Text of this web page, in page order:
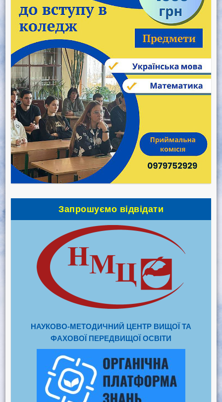
Запрошуємо відвідати
НАУКОВО-МЕТОДИЧНИЙ ЦЕНТР ВИЩОЇ ТА
ФАХОВОЇ ПЕРЕДВИЩОЇ ОСВІТИ